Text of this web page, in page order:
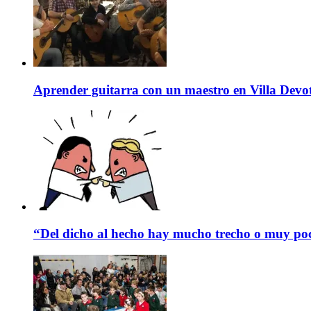
Aprender guitarra con un maestro en Villa
“Del dicho al hecho hay mucho trecho o muy